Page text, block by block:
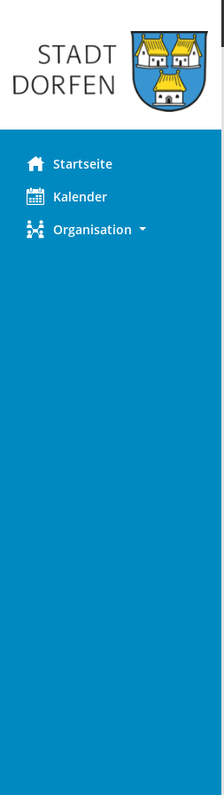
Startseite
Kalender
Organisation